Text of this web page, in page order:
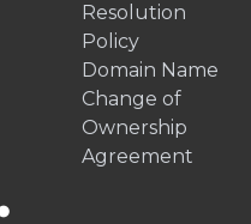
Resolution
Policy
Domain Name
Change of
Ownership
Agreement